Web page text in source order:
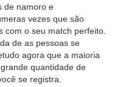
de namoro e
vezes que são
com o seu match perfeito.
de as pessoas se
agora que a maioria
quantidade de
se registra.